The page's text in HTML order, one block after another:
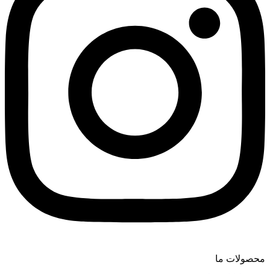
محصولات ما